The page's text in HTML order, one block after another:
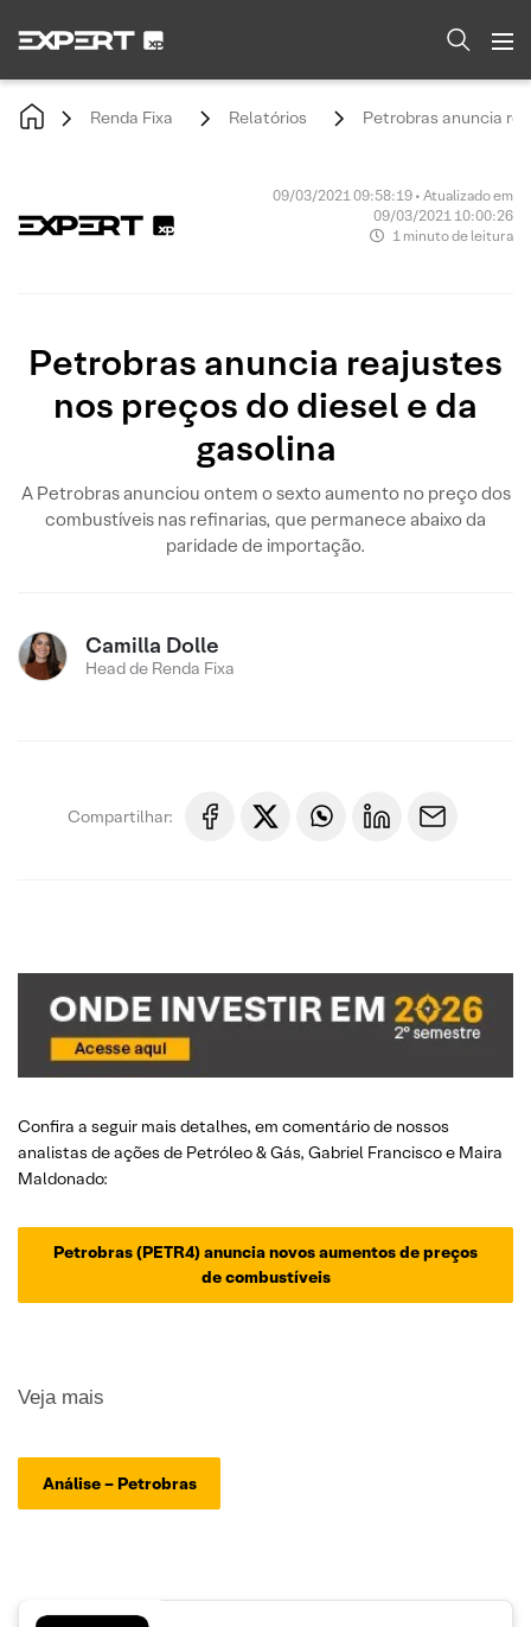
Renda Fixa Relatórios Petrobras anuncia
09/03/2021 09:58:19 • Atualizado em
09/03/2021 10:00:26
1 minuto de leitura
Petrobras anuncia reajustes
nos preços do diesel e da
gasolina
A Petrobras anunciou ontem o sexto aumento no preço dos
combustíveis nas refinarias, que permanece abaixo da
paridade de importação.
Camilla Dolle
Head de Renda Fixa
Compartilhar:
Confira a seguir mais detalhes, em comentário de nossos
analistas de ações de Petróleo & Gás, Gabriel Francisco e Maira
Maldonado:
Petrobras (PETR4) anuncia novos aumentos de preços
de combustíveis
Veja mais
Análise – Petrobras